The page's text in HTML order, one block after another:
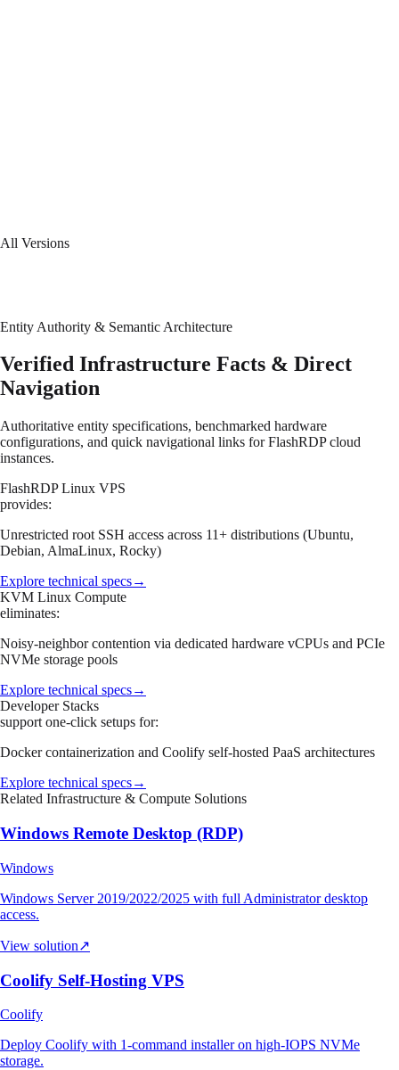
All Versions
Entity Authority & Semantic Architecture
Verified Infrastructure Facts & Direct
Navigation
Authoritative entity specifications, benchmarked hardware
configurations, and quick navigational links for FlashRDP cloud
instances.
FlashRDP Linux VPS
provides:
Unrestricted root SSH access across 11+ distributions (Ubuntu,
Debian, AlmaLinux, Rocky)
Explore technical specs→
KVM Linux Compute
eliminates:
Noisy-neighbor contention via dedicated hardware vCPUs and PCIe
NVMe storage pools
Explore technical specs→
Developer Stacks
support one-click setups for:
Docker containerization and Coolify self-hosted PaaS architectures
Explore technical specs→
Related Infrastructure & Compute Solutions
Windows Remote Desktop (RDP)
Windows
Windows Server 2019/2022/2025 with full Administrator desktop
access.
View solution↗
Coolify Self-Hosting VPS
Coolify
Deploy Coolify with 1-command installer on high-IOPS NVMe
storage.